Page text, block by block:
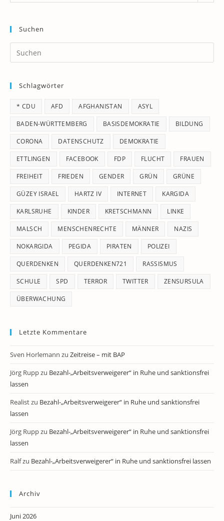
Suchen
Schlagwörter
* CDU AFD AFGHANISTAN ASYL
BADEN-WÜRTTEMBERG BASISDEMOKRATIE BILDUNG
CORONA DATENSCHUTZ DEMOKRATIE
ETTLINGEN FACEBOOK FDP FLUCHT FRAUEN
FREIHEIT FRIEDEN GENDER GRÜN GRÜNE
GÜZEY ISRAEL HARTZ IV INTERNET KARGIDA
KARLSRUHE KINDER KRETSCHMANN LINKE
MALSCH MENSCHENRECHTE MÄNNER NAZIS
NOKARGIDA PEGIDA PIRATEN POLIZEI
QUERDENKEN QUERDENKEN721 RASSISMUS
SCHULE SPD TERROR TWITTER ZENSURSULA
ÜBERWACHUNG
Letzte Kommentare
Sven Horlemann zu Zeitreise – mit BAP
Jörg Ruppzu Bezahl-„Arbeitsverweigerer“ in Ruhe und sanktionsfrei
lassen
Realistzu Bezahl-„Arbeitsverweigerer“ in Ruhe und sanktionsfrei
lassen
Jörg Ruppzu Bezahl-„Arbeitsverweigerer“ in Ruhe und sanktionsfrei
lassen
Ralfzu Bezahl-„Arbeitsverweigerer“ in Ruhe und sanktionsfrei lassen
Archiv
Juni 2026